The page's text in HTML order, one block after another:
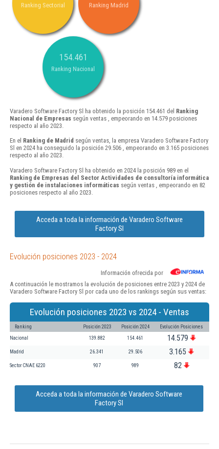
Ranking Sectorial Ranking Madrid
154.461
Ranking Nacional
Varadero Software Factory Sl ha obtenido la posición 154.461 del Ranking
Nacional de Empresas según ventas , empeorando en 14.579 posiciones
respecto al año 2023.
En el Ranking de Madrid según ventas, la empresa Varadero Software Factory
Sl en 2024 ha conseguido la posición 29.506 , empeorando en 3.165 posiciones
respecto al año 2023.
Varadero Software Factory Sl ha obtenido en 2024 la posición 989 en el
Ranking de Empresas del Sector Actividades de consultoría informática
y gestión de instalaciones informáticas según ventas , empeorando en 82
posiciones respecto al año 2023.
Acceda a toda la información de Varadero Software
Factory Sl
Evolución posiciones 2023 - 2024
Información ofrecida por
A continuación le mostramos la evolución de posiciones entre 2023 y 2024 de
Varadero Software Factory Sl por cada uno de los rankings según sus ventas:
Evolución posiciones 2023 vs 2024 - Ventas
Ranking Posición 2023 Posición 2024 Evolución Posiciones
Nacional 139.882 154.461 14.579
Madrid 26.341 29.506 3.165
Sector CNAE 6220 907 989 82
Acceda a toda la información de Varadero Software
Factory Sl